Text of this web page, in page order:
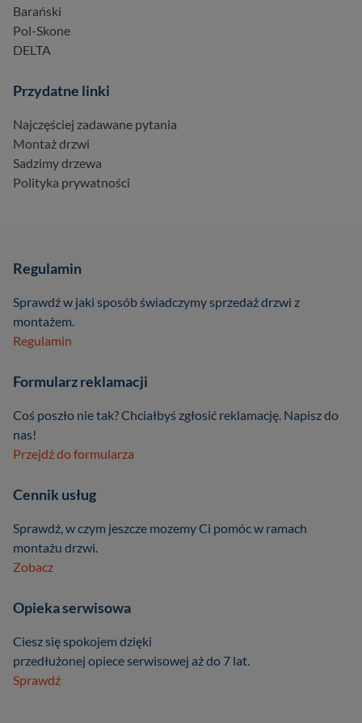
Barański
Pol-Skone
DELTA
Przydatne linki
Najczęściej zadawane pytania
Montaż drzwi
Sadzimy drzewa
Polityka prywatności
Regulamin
Sprawdź w jaki sposób świadczymy sprzedaż drzwi z
montażem.
Regulamin
Formularz reklamacji
Coś poszło nie tak? Chciałbyś zgłosić reklamację. Napisz do
nas!
Przejdź do formularza
Cennik usług
Sprawdź, w czym jeszcze mozemy Ci pomóc w ramach
montażu drzwi.
Zobacz
Opieka serwisowa
Ciesz się spokojem dzięki
przedłużonej opiece serwisowej aż do 7 lat.
Sprawdź